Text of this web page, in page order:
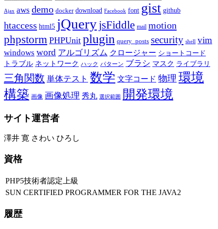
Ajax aws demo docker download Facebook font gist github
htaccess html5 jQuery jsFiddle mail motion
phpstorm PHPUnit plugin query_posts security shell vim
windows word アルゴリズム クロージャー ショートコード
トラブル ネットワーク ハック パターン ブラシ マスク ライブラリ
三角関数 単体テスト 数学 文字コード 物理 環境
構築 画像 画像処理 秀丸 選択範囲 開発環境
サイト運営者
澤井 寛 さわい ひろし
資格
PHP5技術者認定上級
SUN CERTIFIED PROGRAMMER FOR THE JAVA2
履歴